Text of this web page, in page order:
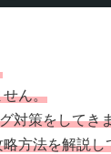
せん。
対策をしてき
方法を解説し